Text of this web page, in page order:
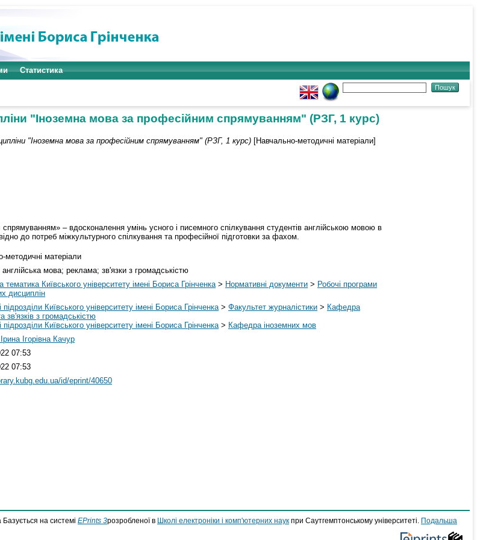
Статистика
"Іноземна мова за професійним спрямуванням" (РЗГ, 1 курс)
"Іноземна мова за професійним спрямуванням" (РЗГ, 1 курс) [Навчально-методичні матеріали]
– вдосконалення умінь усного і писемного спілкування студентів англійською мовою в
до потреб міжкультурного спілкування та професійної підготовки за фахом.
методичні матеріали
мова; реклама; зв'язки з громадськістю
тематика Київського університету імені Бориса Грінченка > Нормативні документи > Робочі програми
дисциплін
підрозділи Київського університету імені Бориса Грінченка > Факультет журналістики > Кафедра
зв'язків з громадськістю
підрозділи Київського університету імені Бориса Грінченка > Кафедра іноземних мов
Ігорівна Качур
07:53
07:53
id/eprint/40650
Базується на системі EPrints 3розробленої в Школі електроніки і комп'ютерних наук при Саутгемптонському університеті.
Подальша